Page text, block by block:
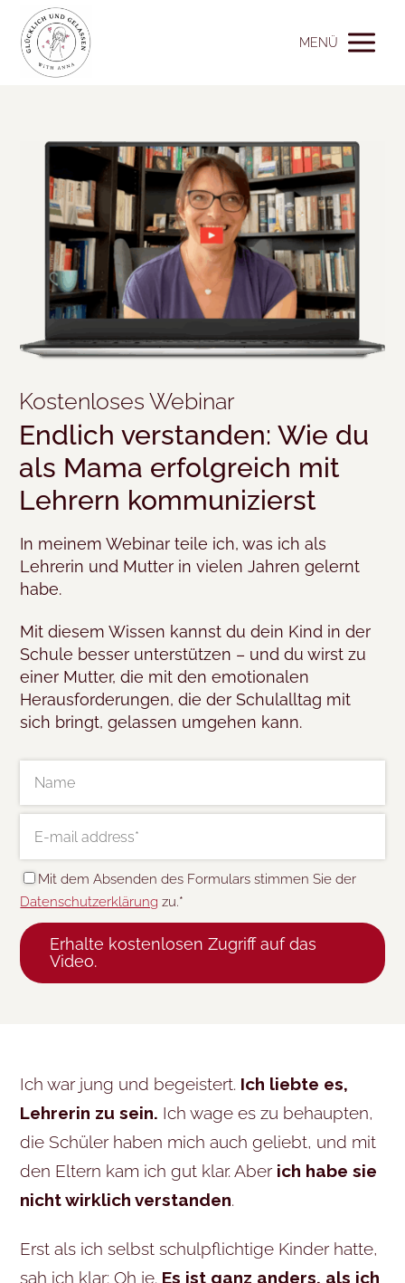
MENÜ
Kostenloses Webinar
Endlich verstanden: Wie du
als Mama erfolgreich mit
Lehrern kommunizierst
In meinem Webinar teile ich, was ich als
Lehrerin und Mutter in vielen Jahren gelernt
habe.
Mit diesem Wissen kannst du dein Kind in der
Schule besser unterstützen – und du wirst zu
einer Mutter, die mit den emotionalen
Herausforderungen, die der Schulalltag mit
sich bringt, gelassen umgehen kann.
Mit dem Absenden des Formulars stimmen Sie der
Datenschutzerklärung zu.*
Erhalte kostenlosen Zugriff auf das
Video.
Ich war jung und begeistert. Ich liebte es,
Lehrerin zu sein. Ich wage es zu behaupten,
die Schüler haben mich auch geliebt, und mit
den Eltern kam ich gut klar. Aber ich habe sie
nicht wirklich verstanden.
Erst als ich selbst schulpflichtige Kinder hatte,
sah ich klar: Oh je. Es ist ganz anders, als ich